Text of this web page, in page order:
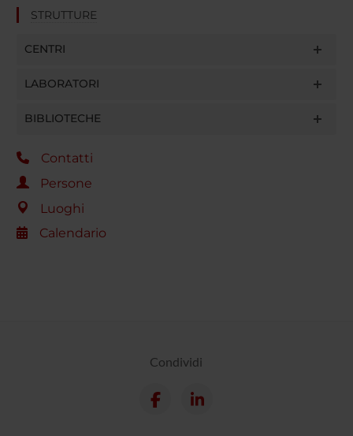
STRUTTURE
CENTRI
LABORATORI
BIBLIOTECHE
Contatti
Persone
Luoghi
Calendario
Condividi